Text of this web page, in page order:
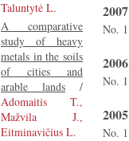
Taluntytė L.
A comparative
study of heavy
metals in the soils
of cities and
arable lands /
Adomaitis T.,
Mažvila J.,
Eitminavičius L.
No. 1
2006
No. 1
2005
No. 1